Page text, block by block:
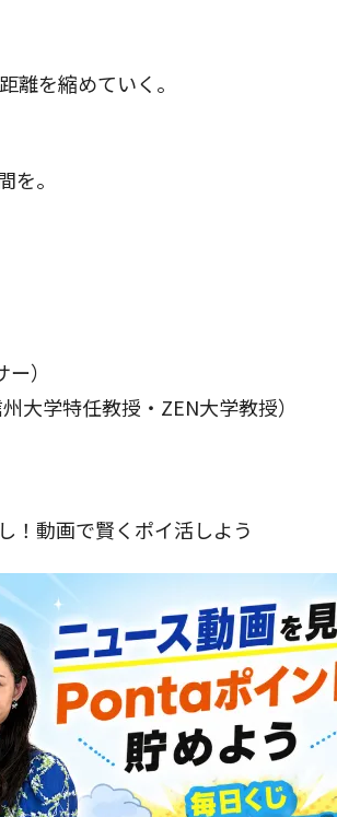
離を縮めていく。
を。
）
大学特任教授・ZEN大学教授）
！動画で賢くポイ活しよう